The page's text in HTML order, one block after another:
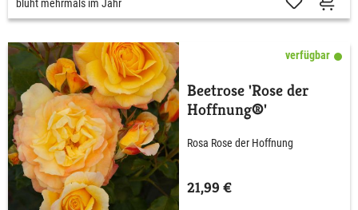
blüht mehrmals im Jahr
verfügbar
Beetrose 'Rose der
Hoffnung®'
Rosa Rose der Hoffnung
21,99 €